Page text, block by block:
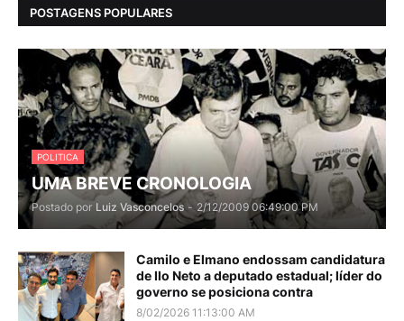
POSTAGENS POPULARES
POLITICA
UMA BREVE CRONOLOGIA
Postado por Luiz Vasconcelos - 2/12/2009 06:49:00 PM
Camilo e Elmano endossam candidatura
de Ilo Neto a deputado estadual; líder do
governo se posiciona contra
8/02/2026 11:13:00 AM